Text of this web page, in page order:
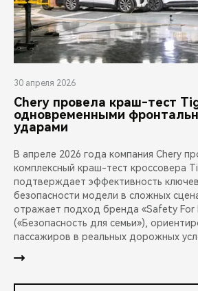
30 апреля 2026
Chery провела краш-тест
одновременными
ударами
В апреле 2026 года компания Chery
комплексный краш-тест кроссовера
подтверждает эффективность
безопасности модели в сложных
отражает подход бренда «Safety For
(«Безопасность для семьи»),
пассажиров в реальных дорожных